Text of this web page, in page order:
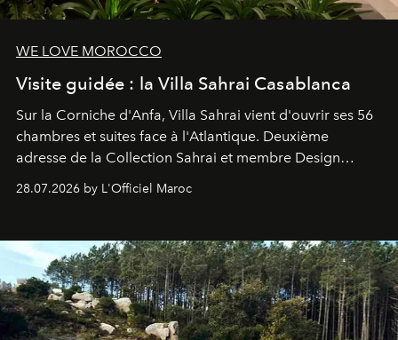
WE LOVE MOROCCO
Visite guidée : la Villa Sahrai Casablanca
Sur la Corniche d'Anfa, Villa Sahrai vient d'ouvrir ses 56
chambres et suites face à l'Atlantique. Deuxième
adresse de la Collection Sahrai et membre Design
Pillet promet un lieu de vie complet. On y a déjeuné…
28.07.2026 by L'Officiel Maroc